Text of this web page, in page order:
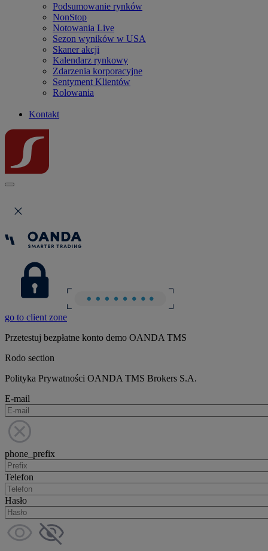
Podsumowanie rynków
NonStop
Notowania Live
Sezon wyników w USA
Skaner akcji
Kalendarz rynkowy
Zdarzenia korporacyjne
Sentyment Klientów
Rolowania
Kontakt
go to client zone
Przetestuj bezpłatne konto demo OANDA TMS
Rodo section
Polityka Prywatności OANDA TMS Brokers S.A.
E-mail
phone_prefix
Telefon
Hasło